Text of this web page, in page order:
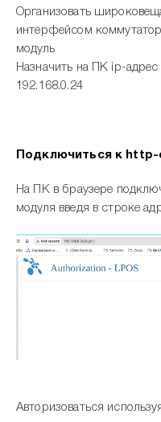
Организовать
интерфейсом
модуль
Назначить на ПК ip-
192.168.0.24
Подключиться к
На ПК в браузере
модуля введя в строке
Авторизоваться